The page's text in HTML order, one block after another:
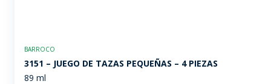
BARROCO
3151 – JUEGO DE TAZAS PEQUEÑAS – 4 PIEZAS
89 ml